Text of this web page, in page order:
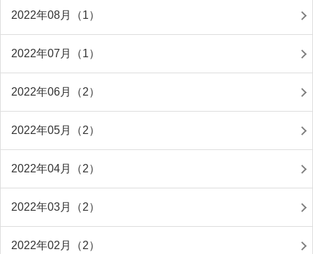
2022年08月（1）
2022年07月（1）
2022年06月（2）
2022年05月（2）
2022年04月（2）
2022年03月（2）
2022年02月（2）